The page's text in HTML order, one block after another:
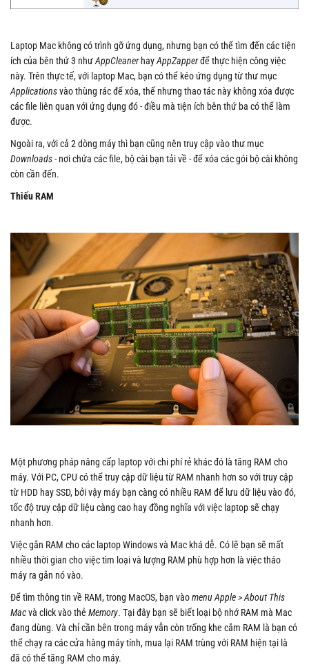
Laptop Mac không có trình gỡ ứng dụng, nhưng bạn có thể tìm đến các tiện
ích của bên thứ 3 nhưAppCleaner hayAppZapperđể thực hiện công việc
này. Trên thực tế, với laptop Mac, bạn có thể kéo ứng dụng từ thư mục
Applicationsvào thùng rác để xóa, thế nhưng thao tác này không xóa được
các file liên quan với ứng dụng đó - điều mà tiện ích bên thứ ba có thể làm
được.
Ngoài ra, với cả 2 dòng máy thì bạn cũng nên truy cập vào thư mục
Downloads- nơi chứa các file, bộ cài bạn tải về - để xóa các gói bộ cài không
còn cần đến.
Thiếu RAM
Một phương pháp nâng cấp laptop với chi phí rẻ khác đó là tăng RAM cho
máy. Với PC, CPU có thể truy cập dữ liệu từ RAM nhanh hơn so với truy cập
từ HDD hay SSD, bởi vậy máy bạn càng có nhiều RAM để lưu dữ liệu vào đó,
tốc độ truy cập dữ liệu càng cao hay đồng nghĩa với việc laptop sẽ chạy
nhanh hơn.
Việc gắn RAM cho các laptop Windows và Mac khá dễ. Có lẽ bạn sẽ mất
nhiều thời gian cho việc tìm loại và lượng RAM phù hợp hơn là việc tháo
máy ra gắn nó vào.
Để tìm thông tin về RAM, trong MacOS, bạn vàomenu Apple > About This
Macvà click vào thẻ Memory. Tại đây bạn sẽ biết loại bộ nhớ RAM mà Mac
đang dùng. Và chỉ cần bên trong máy vẫn còn trống khe cắm RAM là bạn có
thể chạy ra các cửa hàng máy tính, mua lại RAM trùng với RAM hiện tại là
đã có thể tăng RAM cho máy.